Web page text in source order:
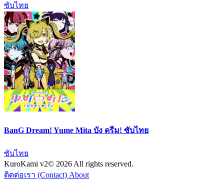
ซับไทย
BanG Dream! Yume Mita บัง ดรีม! ซับไทย
ซับไทย
KuroKami v2© 2026 All rights reserved.
ติดต่อเรา (Contact) About